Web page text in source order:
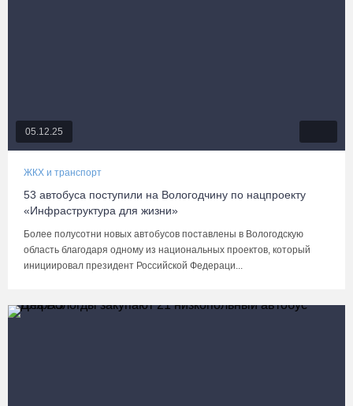
05.12.25
ЖКХ и транспорт
53 автобуса поступили на Вологодчину по нацпроекту
«Инфраструктура для жизни»
Более полусотни новых автобусов поставлены в Вологодскую
область благодаря одному из национальных проектов, который
инициировал президент Российской Федераци...